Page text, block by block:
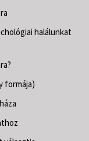
halálunkat
formája)